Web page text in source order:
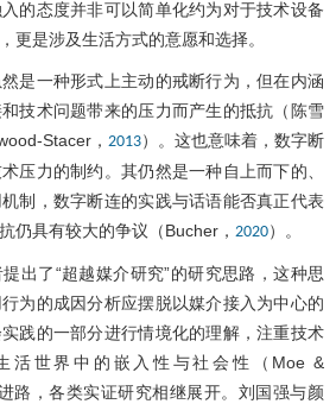
的态度并非可以简单化约为对于技术设备
更是涉及生活方式的意愿和选择。
是一种形式上主动的戒断行为，但在内涵
和技术问题带来的压力而产生的抵抗（陈雪
Stacer， 2013）。这也意味着，数字断
压力的制约。其仍然是一种自上而下的、
制，数字断连的实践与话语能否真正代表
仍具有较大的争议（Bucher， 2020）。
出了“超越媒介研究”的研究思路，这种思
为的成因分析应摆脱以媒介接入为中心的
践的一部分进行情境化的理解，注重技术
活世界中的嵌入性与社会性（Moe &
路，各类实证研究相继展开。刘国强与颜